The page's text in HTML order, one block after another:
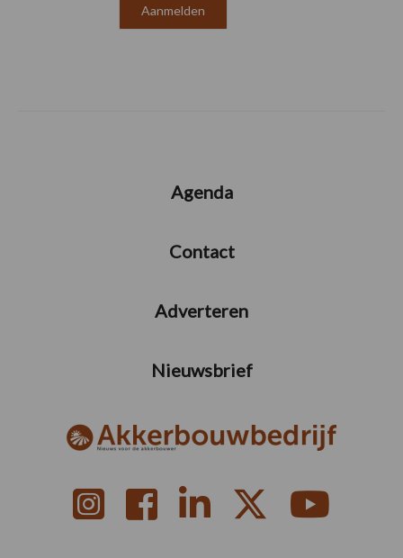
Agenda
Contact
Adverteren
Nieuwsbrief